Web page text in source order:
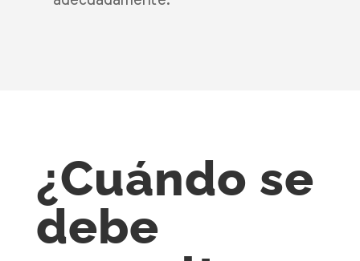
¿Cuándo se
debe